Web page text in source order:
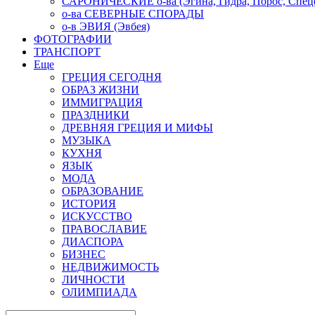
о-ва СЕВЕРНЫЕ СПОРАДЫ
о-в ЭВИЯ (Эвбея)
ФОТОГРАФИИ
ТРАНСПОРТ
Еще
ГРЕЦИЯ СЕГОДНЯ
ОБРАЗ ЖИЗНИ
ИММИГРАЦИЯ
ПРАЗДНИКИ
ДРЕВНЯЯ ГРЕЦИЯ И МИФЫ
МУЗЫКА
КУХНЯ
ЯЗЫК
МОДА
ОБРАЗОВАНИЕ
ИСТОРИЯ
ИСКУССТВО
ПРАВОСЛАВИЕ
ДИАСПОРА
БИЗНЕС
НЕДВИЖИМОСТЬ
ЛИЧНОСТИ
ОЛИМПИАДА